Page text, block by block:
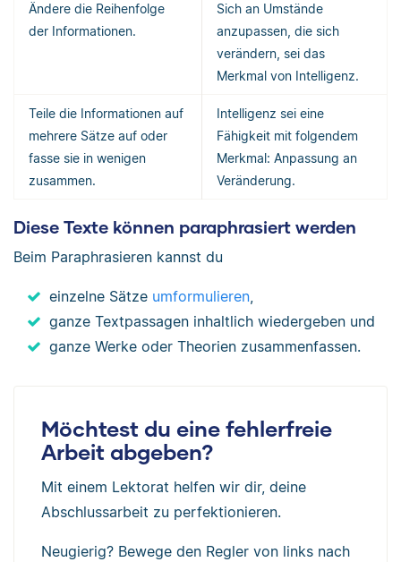
Ändere die Reihenfolge
der Informationen.
Sich an Umstände
anzupassen, die sich
verändern, sei das
Merkmal von Intelligenz.
Teile die Informationen auf
mehrere Sätze auf oder
fasse sie in wenigen
zusammen.
Intelligenz sei eine
Fähigkeit mit folgendem
Merkmal: Anpassung an
Veränderung.
Diese Texte können paraphrasiert werden
Beim Paraphrasieren kannst du
einzelne Sätze umformulieren,
ganze Textpassagen inhaltlich wiedergeben und
ganze Werke oder Theorien zusammenfassen.
Möchtest du eine fehlerfreie
Arbeit abgeben?
Mit einem Lektorat helfen wir dir, deine
Abschlussarbeit zu perfektionieren.
Neugierig? Bewege den Regler von links nach